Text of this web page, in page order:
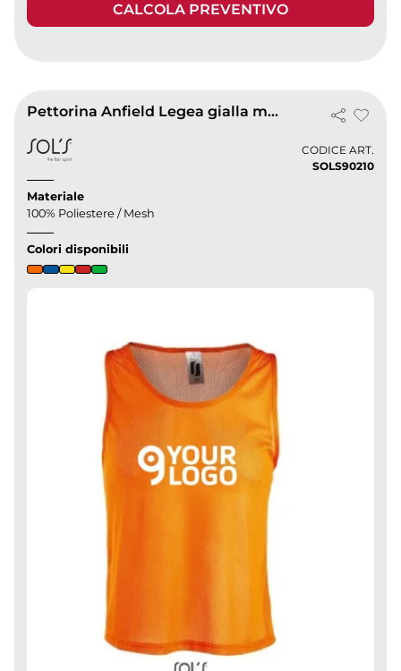
CALCOLA PREVENTIVO
Pettorina Anfield Legea gialla mesh traspirante 100% poliestere
CODICE ART.
SOLS90210
Materiale
100% Poliestere / Mesh
Colori disponibili